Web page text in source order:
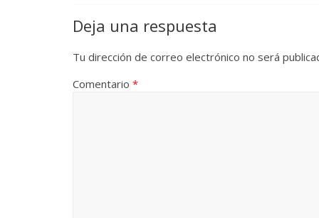
Deja una respuesta
Tu dirección de correo electrónico no será
Comentario *
Un vergel en las nieblas de
la nostalgia
21 septiembre,